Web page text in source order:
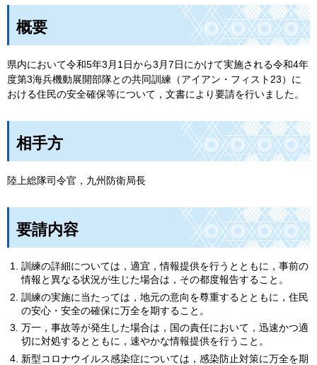
概要
県内において令和5年3月1日から3月7日にかけて実施される令和4年
度第3海兵機動展開部隊との共同訓練（アイアン・フィスト23）に
おける住民の安全確保等について，文書により要請を行いました。
相手方
陸上総隊司令官，九州防衛局長
要請内容
訓練の詳細については，適宜，情報提供を行うとともに，事前の
情報と異なる状況が生じた場合は，その都度報告すること。
訓練の実施に当たっては，地元の意向を尊重するとともに，住民
の安心・安全の確保に万全を期すること。
万一，事故等が発生した場合は，国の責任において，迅速かつ適
切に対処するとともに，速やかな情報提供を行うこと。
新型コロナウイルス感染症については，感染防止対策に万全を期